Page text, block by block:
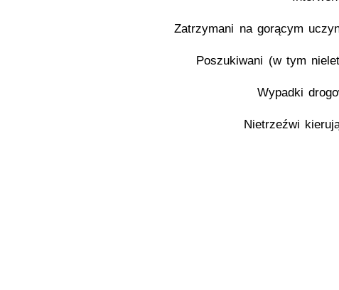
Zatrzymani na gorącym
Poszukiwani (w tym
Wypadki
Nietrzeźwi